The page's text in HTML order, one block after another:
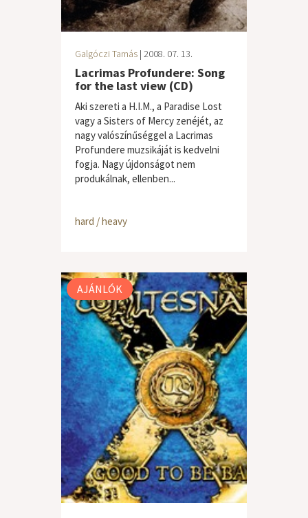
Galgóczi Tamás | 2008. 07. 13.
Lacrimas Profundere: Song
for the last view (CD)
Aki szereti a H.I.M., a Paradise Lost
vagy a Sisters of Mercy zenéjét, az
nagy valószínűséggel a Lacrimas
Profundere muzsikáját is kedvelni
fogja. Nagy újdonságot nem
produkálnak, ellenben...
hard / heavy
AJÁNLÓK